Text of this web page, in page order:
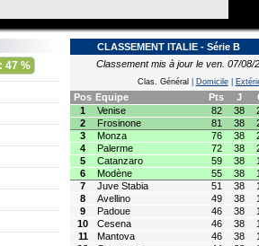
47 %
CLASSEMENT ITALIE - Série B
Classement mis à jour le ven. 07/08/
Clas. Général Domicile|
Pos Equipe Pts J
1
Venise 82 38
2
Frosinone 81 38
3
Monza 76 38
4
Palerme 72 38
5
Catanzaro 59 38
6
Modène 55 38
7
Juve Stabia 51 38
8
Avellino 49 38
9
Padoue 46 38
10
Cesena 46 38
11
Mantova 46 38